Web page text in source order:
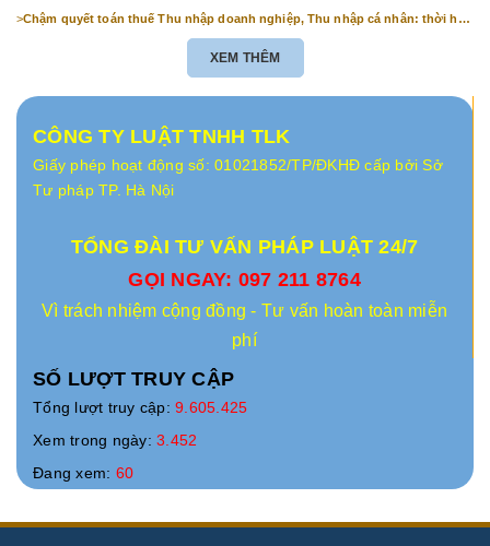
>Chậm quyết toán thuế Thu nhập doanh nghiệp, Thu nhập cá nhân: thời hạn
XEM THÊM
CÔNG TY LUẬT TNHH TLK
Giấy phép hoạt động số: 01021852/TP/ĐKHĐ cấp bởi Sở
Tư pháp TP. Hà Nội
TỔNG ĐÀI TƯ VẤN PHÁP LUẬT 24/7
GỌI NGAY: 097 211 8764
Vì trách nhiệm cộng đồng - Tư vấn hoàn toàn miễn
phí
SỐ LƯỢT TRUY CẬP
Tổng lượt truy cập: 9.605.425
Xem trong ngày: 3.452
Đang xem: 60